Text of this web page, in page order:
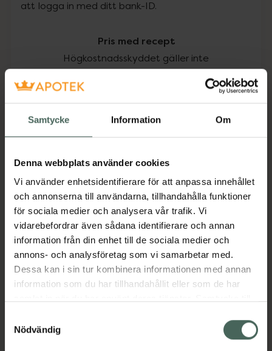
Samtycke Information Om
Denna webbplats använder cookies
Vi använder enhetsidentifierare för att anpassa innehållet
och annonserna till användarna, tillhandahålla funktioner
för sociala medier och analysera vår trafik. Vi
vidarebefordrar även sådana identifierare och annan
information från din enhet till de sociala medier och
annons- och analysföretag som vi samarbetar med.
Dessa kan i sin tur kombinera informationen med annan
information som du har tillhandahållit eller som de har
återkalla ditt samtycke via webbplatsens
cookieinställningar. Ett återkallat samtycke påverkar inte
Nödvändig
att logga in med ditt bank-ID.
Pris med recept
Högkostnadsskyddet gäller inte
622,50 kr
I apotek: 622,50 kr
Aktuella erbjudanden
Beskrivning Dölj
EAN: 04042668307202